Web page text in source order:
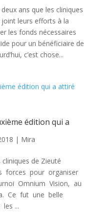
ans que les cliniques
leurs efforts à la
les fonds nécessaires
pour un bénéficiaire de
c’est chose...
édition qui a
| Mira
de Zieuté
forces pour organiser
Omnium Vision, au
Ce fut une belle
...